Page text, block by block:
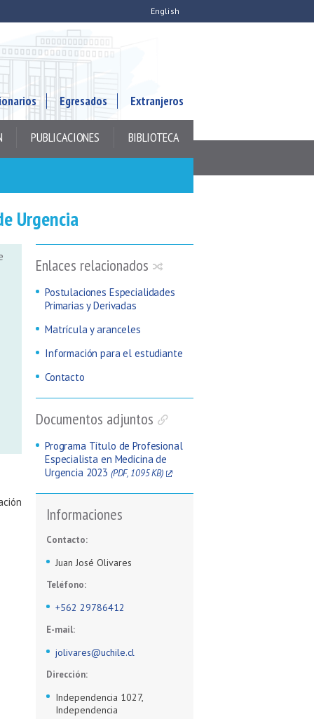
English
Egresados Extranjeros
PUBLICACIONES BIBLIOTECA
Urgencia
Enlaces relacionados
Postulaciones Especialidades
Primarias y Derivadas
Matrícula y aranceles
Información para el estudiante
Contacto
Documentos adjuntos
Programa Título de Profesional
Especialista en Medicina de
Urgencia 2023 (PDF, 1095 KB)
Informaciones
Contacto:
Juan José Olivares
Teléfono:
+562 29786412
E-mail:
jolivares@uchile.cl
Dirección:
Independencia 1027,
Independencia